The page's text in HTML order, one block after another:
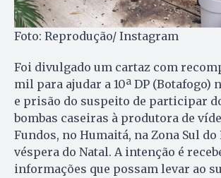
Foto: Reprodução/ Instagram
Foi divulgado um cartaz com
mil para ajudar a 10ª DP (Botafogo)
e prisão do suspeito de participar
bombas caseiras à produtora de
Fundos, no Humaitá, na Zona Sul do
véspera do Natal. A intenção é
informações que possam levar ao